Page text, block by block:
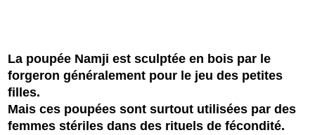
La poupée Namji est sculptée en bois par le
forgeron généralement pour le jeu des petites
filles.
Mais ces poupées sont surtout utilisées par des
femmes stériles dans des rituels de fécondité.